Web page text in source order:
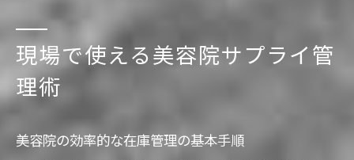
美容院の在庫可視化や棚卸し効率化を叶える方
美容院で在庫可視化を実現する方法
美容室棚卸に使える管理表の活用術
使いかけ在庫の見える化と管理のコツ
現場で使える美容院サプライ管
理術
美容院の効率的な在庫管理の基本手順